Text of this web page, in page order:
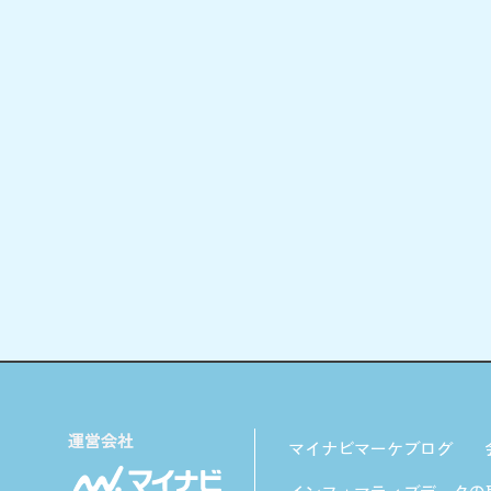
マイナビマーケブログ